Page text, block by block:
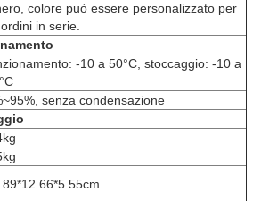
colore può essere personalizzato per
in serie.
-10 a 50°C, stoccaggio: -10 a
senza condensazione